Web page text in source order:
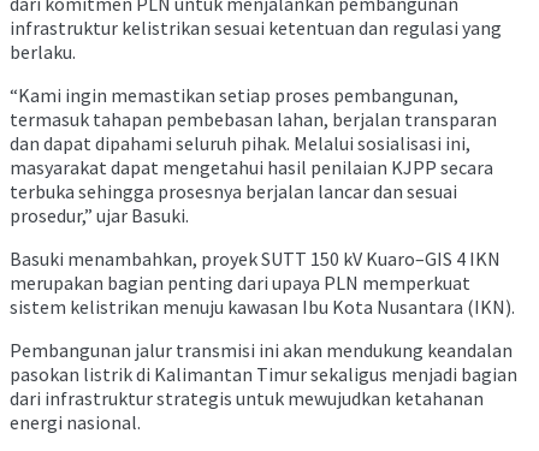
infrastruktur kelistrikan sesuai ketentuan dan regulasi yang
berlaku.
“Kami ingin memastikan setiap proses pembangunan,
termasuk tahapan pembebasan lahan, berjalan transparan
dan dapat dipahami seluruh pihak. Melalui sosialisasi ini,
masyarakat dapat mengetahui hasil penilaian KJPP secara
terbuka sehingga prosesnya berjalan lancar dan sesuai
prosedur,” ujar Basuki.
Basuki menambahkan, proyek SUTT 150 kV Kuaro–GIS 4 IKN
merupakan bagian penting dari upaya PLN memperkuat
sistem kelistrikan menuju kawasan Ibu Kota Nusantara (IKN).
Pembangunan jalur transmisi ini akan mendukung keandalan
pasokan listrik di Kalimantan Timur sekaligus menjadi bagian
dari infrastruktur strategis untuk mewujudkan ketahanan
energi nasional.